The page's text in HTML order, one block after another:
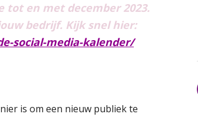
tot en met december 2023.
bedrijf. Kijk snel hier:
social-media-kalender/
is om een nieuw publiek te